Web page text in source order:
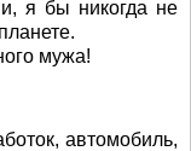
я бы никогда не
мужа!
автомобиль,